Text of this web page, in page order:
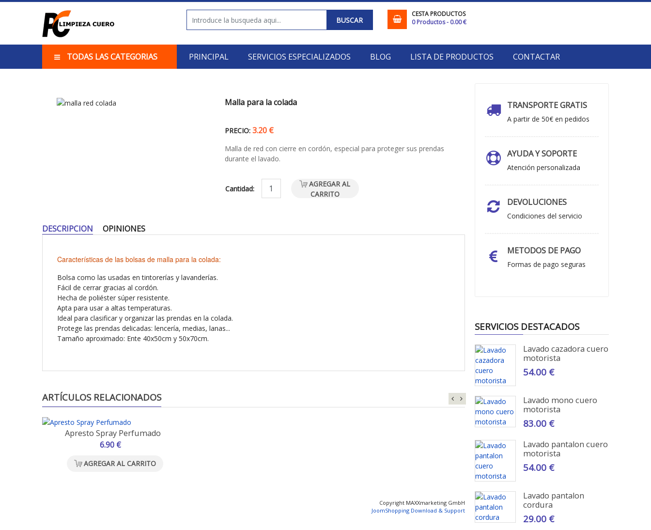
BUSCAR
CESTA PRODUCTOS
0 Productos - 0.00 €
TODAS LAS CATEGORIAS PRINCIPAL SERVICIOS ESPECIALIZADOS BLOG LISTA DE PRODUCTOS CONTACTAR
Malla para la colada
PRECIO: 3.20 €
Malla de red con cierre en cordón, especial para proteger sus prendas
durante el lavado.
Cantidad:
AGREGAR AL
CARRITO
DESCRIPCION OPINIONES
Características de las bolsas de malla para la colada:
Bolsa como las usadas en tintorerías y lavanderías.
Fácil de cerrar gracias al cordón.
Hecha de poliéster súper resistente.
Apta para usar a altas temperaturas.
Ideal para clasificar y organizar las prendas en la colada.
Protege las prendas delicadas: lencería, medias, lanas...
Tamaño aproximado: Ente 40x50cm y 50x70cm.
ARTÍCULOS RELACIONADOS
Apresto Spray Perfumado
6.90 €
AGREGAR AL CARRITO
Copyright MAXXmarketing GmbH
JoomShopping Download & Support
TRANSPORTE GRATIS
A partir de 50€ en pedidos
AYUDA Y SOPORTE
Atención personalizada
DEVOLUCIONES
Condiciones del servicio
METODOS DE PAGO
Formas de pago seguras
SERVICIOS DESTACADOS
Lavado cazadora cuero
motorista
54.00 €
Lavado mono cuero
motorista
83.00 €
Lavado pantalon cuero
motorista
54.00 €
Lavado pantalon
cordura
29.00 €